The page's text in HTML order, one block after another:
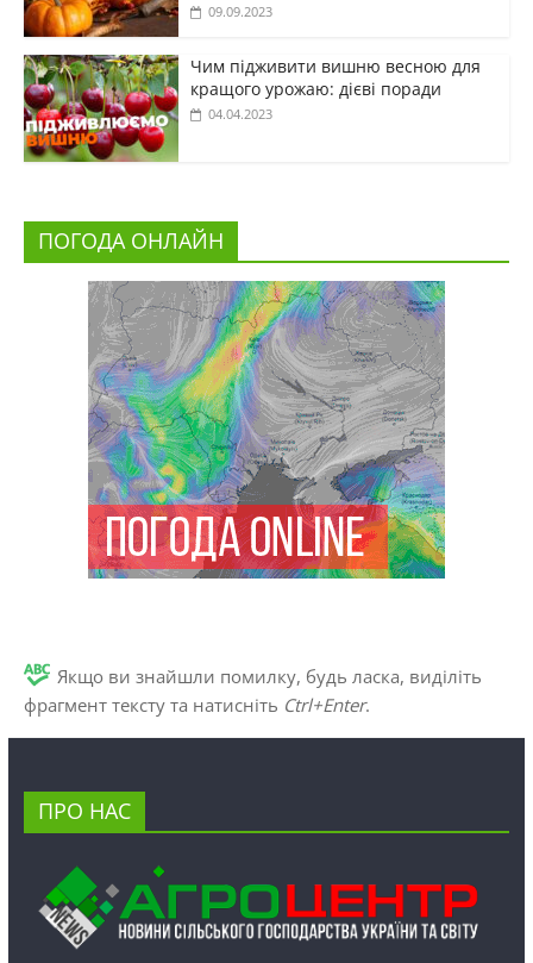
09.09.2023
Чим підживити вишню весною для
кращого урожаю: дієві поради
04.04.2023
ПОГОДА ОНЛАЙН
Якщо ви знайшли помилку, будь ласка, виділіть
фрагмент тексту та натисніть Ctrl+Enter.
ПРО НАС